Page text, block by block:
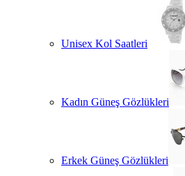
Unisex Kol Saatleri
Kadın Güneş Gözlükleri
Erkek Güneş Gözlükleri